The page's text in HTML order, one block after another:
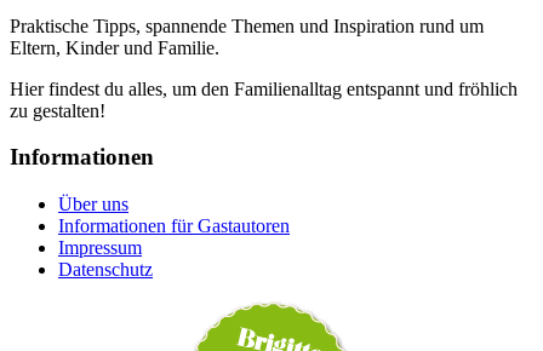
Praktische Tipps, spannende Themen und Inspiration rund um
Eltern, Kinder und Familie.
Hier findest du alles, um den Familienalltag entspannt und fröhlich
zu gestalten!
Informationen
Über uns
Informationen für Gastautoren
Impressum
Datenschutz